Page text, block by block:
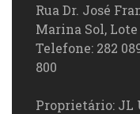
Rua Dr. José
Marina Sol, Lote
Telefone: 282
800
Proprietário: JL